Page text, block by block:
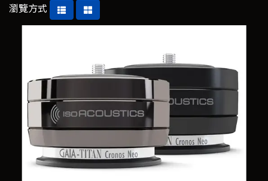
瀏覽方式